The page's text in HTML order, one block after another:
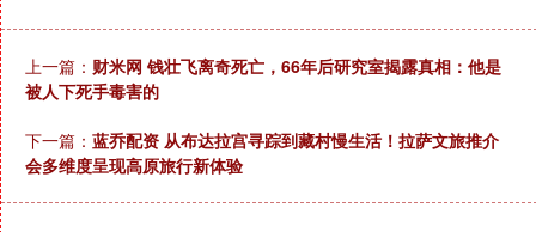
上一篇： 财米网 钱壮飞离奇死亡，66年后研究室揭露真相：他是
被人下死手毒害的
下一篇： 蓝乔配资 从布达拉宫寻踪到藏村慢生活！拉萨文旅推介
会多维度呈现高原旅行新体验